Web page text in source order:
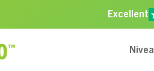
Excellent